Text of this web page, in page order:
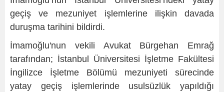
geçiş ve mezuniyet işlemlerine ilişkin davada
duruşma tarihini bildirdi.
İmamoğlu'nun vekili Avukat Bürgehan Emrağ
tarafından; İstanbul Üniversitesi İşletme Fakültesi
İngilizce İşletme Bölümü mezuniyeti sürecinde
yatay geçiş işlemlerinde usulsüzlük yapıldığı